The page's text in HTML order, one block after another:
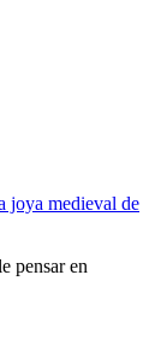
joya medieval de
pensar en